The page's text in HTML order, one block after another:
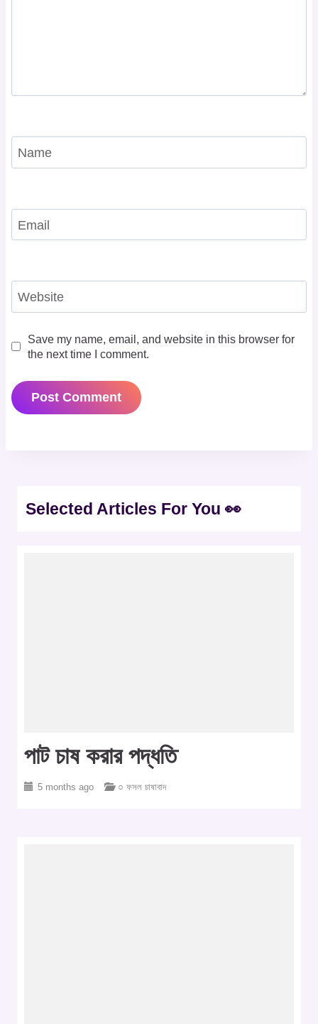
Name
Email
Website
Save my name, email, and website in this browser for
the next time I comment.
Selected Articles For You 👀
পাট চাষ করার পদ্ধতি
5 months ago ○ ফসল চাষাবাদ